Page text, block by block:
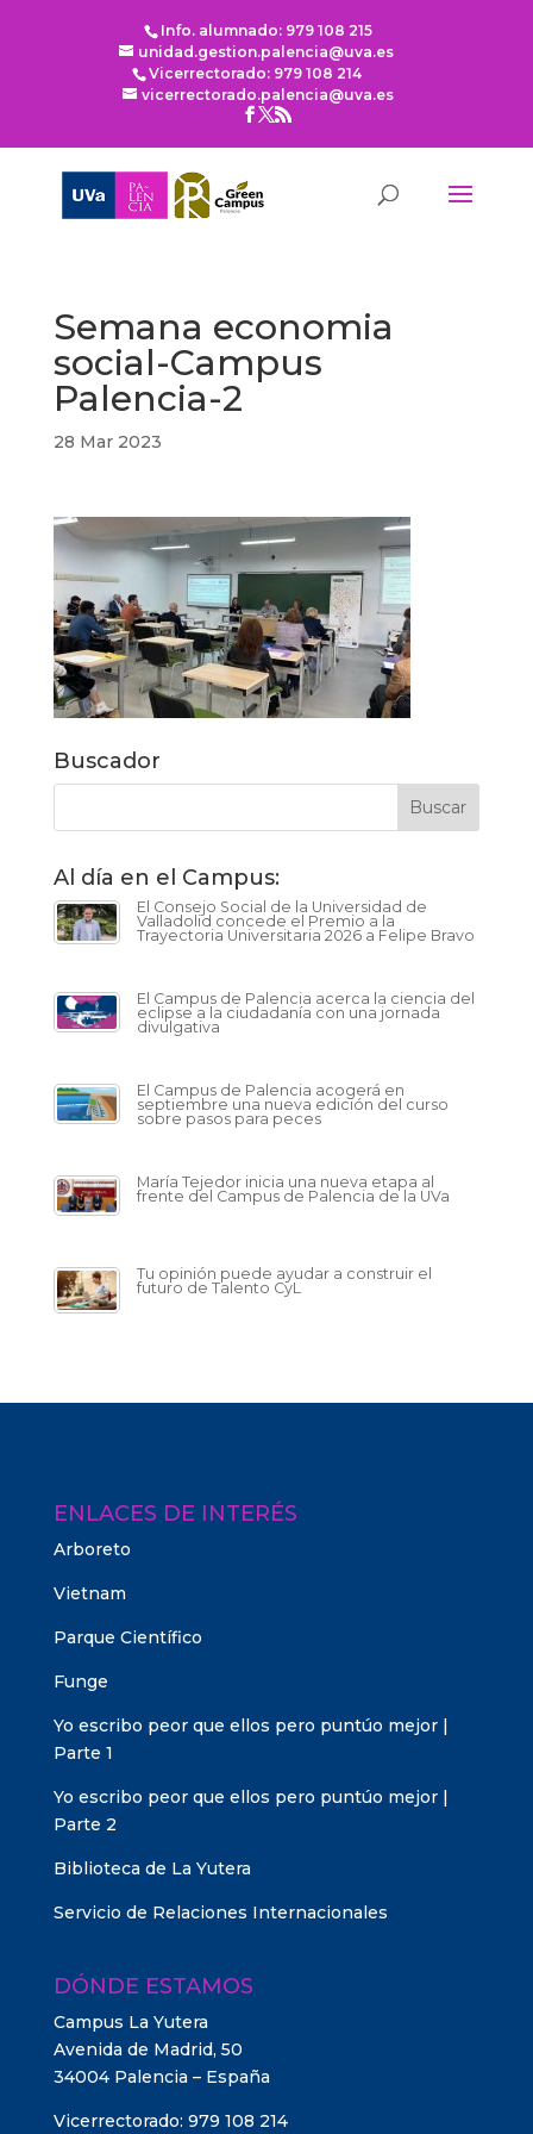
Info. alumnado: 979 108 215
unidad.gestion.palencia@uva.es
Vicerrectorado: 979 108 214
vicerrectorado.palencia@uva.es
Semana economia
social-Campus
Palencia-2
28 Mar 2023
Buscador
Al día en el Campus:
El Consejo Social de la Universidad de
Valladolid concede el Premio a la
Trayectoria Universitaria 2026 a Felipe Bravo
El Campus de Palencia acerca la ciencia del
eclipse a la ciudadanía con una jornada
divulgativa
El Campus de Palencia acogerá en
septiembre una nueva edición del curso
sobre pasos para peces
María Tejedor inicia una nueva etapa al
frente del Campus de Palencia de la UVa
Tu opinión puede ayudar a construir el
futuro de Talento CyL
ENLACES DE INTERÉS
Arboreto
Vietnam
Parque Científico
Funge
Yo escribo peor que ellos pero puntúo mejor |
Parte 1
Yo escribo peor que ellos pero puntúo mejor |
Parte 2
Biblioteca de La Yutera
Servicio de Relaciones Internacionales
DÓNDE ESTAMOS
Campus La Yutera
Avenida de Madrid, 50
34004 Palencia – España
Vicerrectorado: 979 108 214